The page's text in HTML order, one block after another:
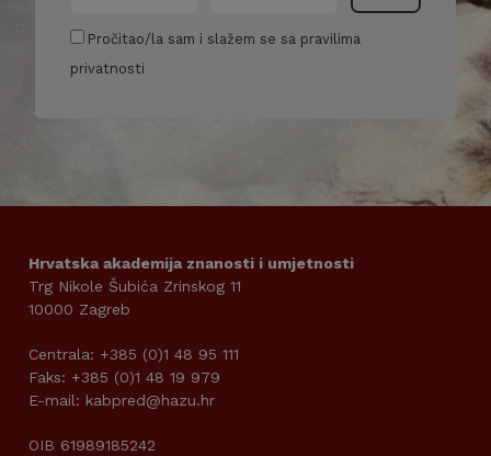
Pročitao/la sam i slažem se sa pravilima
privatnosti
Hrvatska akademija znanosti i umjetnosti
Trg Nikole Šubića Zrinskog 11
10000 Zagreb
Centrala: +385 (0)1 48 95 111
Faks: +385 (0)1 48 19 979
E-mail: kabpred@hazu.hr
OIB 61989185242